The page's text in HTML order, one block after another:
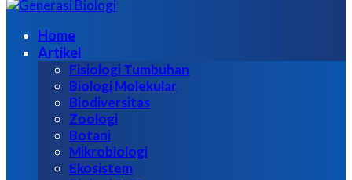
Home
Artikel
Fisiologi Tumbuhan
Biologi Molekular
Biodiversitas
Zoologi
Botani
Mikrobiologi
Ekosistem